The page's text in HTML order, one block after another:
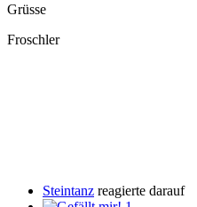
Grüsse
Froschler
Steintanz reagierte darauf